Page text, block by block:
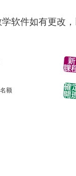
软件如有更改
额